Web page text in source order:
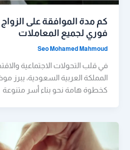
كم مدة الموافقة على
فوري لجميع المعاملات
Seo Mohamed Mahmoud
في قلب التحولات الاجتماعية
المملكة العربية السعودية، يبرز
كخطوة هامة نحو بناء أسر متنوعة